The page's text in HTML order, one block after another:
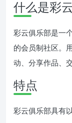
什么是彩
彩云俱乐部是一
的会员制社区。
动、分享作品、
特点
彩云俱乐部具有